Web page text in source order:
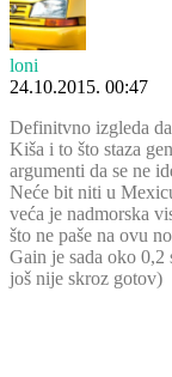
loni
24.10.2015. 00:47
Definitvno izgleda
Kiša i to što staza
argumenti da se ne
Neće bit niti u
veća je nadmorska
što ne paše na ovu
Gain je sada oko 0,2
još nije skroz gotov)